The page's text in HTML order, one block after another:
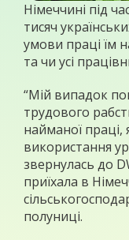
Німеччині під
тисяч
умови праці їм
та чи усі
“Мій випадок
трудового
найманої
використання
звернулась до
приїхала в
полуниці.